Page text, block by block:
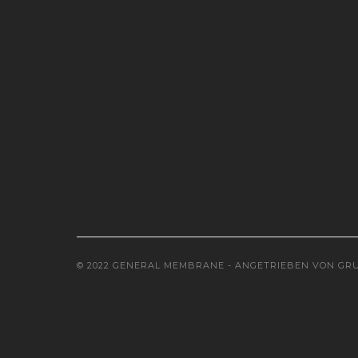
© 2022 GENERAL MEMBRANE - ANGETRIEBEN VON